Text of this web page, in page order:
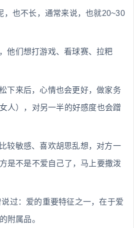
，也不长，通常来说，也就20~30
他们想打游戏、看球赛、拉粑
下来后，心情也会更好，做家务
人），对另一半的好感度也会蹭
较敏感、喜欢胡思乱想，对方一
是不是不爱自己了，马上要撒泼
过：爱的重要特征之一，在于爱
附属品。